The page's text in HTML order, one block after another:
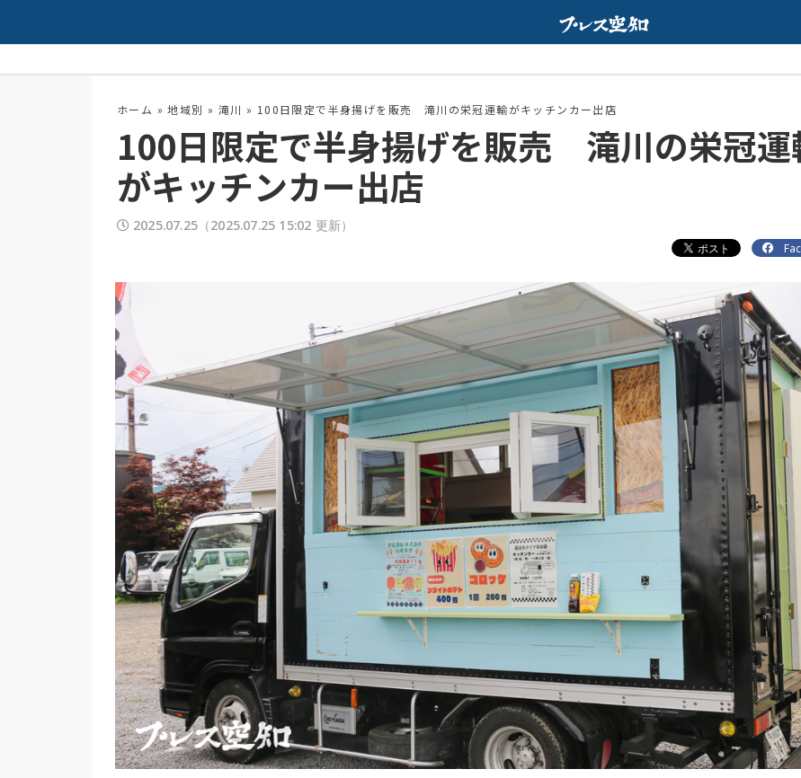
ホーム »地域別 » 滝川 » 100日限定で半身揚げを販売 滝川の栄冠運輸がキッチンカー出店
100日限定で半身揚げを販売 滝川の栄冠運
がキッチンカー出店
2025.07.25 （2025.07.25 15:02 更新）